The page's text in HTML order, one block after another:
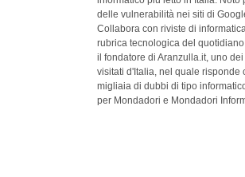
delle vulnerabilità nei siti di
Collabora con riviste di
rubrica tecnologica del
il fondatore di Aranzulla.it, uno
visitati d'Italia, nel quale risponde
migliaia di dubbi di tipo
per Mondadori e Mondadori